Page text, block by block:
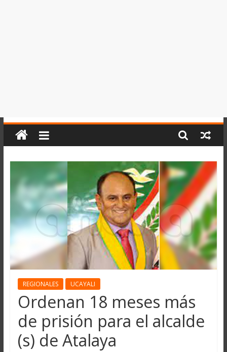
REGIONALES UCAYALI
Ordenan 18 meses más
de prisión para el alcalde
(s) de Atalaya